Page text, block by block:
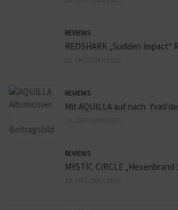
REVIEWS
REDSHARK „Sudden Impact“
REVIEWS
Mit AQUILLA auf nach
REVIEWS
MYSTIC CIRCLE „Hexenbrand